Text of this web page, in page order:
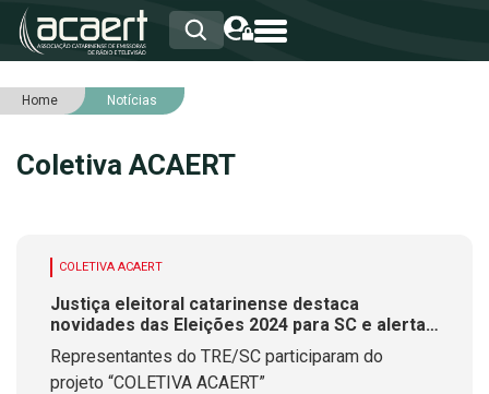
HOME
ASSOCIADOS
SERVIÇOS
Home Notícias
Coletiva ACAERT
COLETIVA ACAERT
Justiça eleitoral catarinense destaca
novidades das Eleições 2024 para SC e alerta
para encerramento de prazos para o eleitor
Representantes do TRE/SC participaram do
projeto “COLETIVA ACAERT”